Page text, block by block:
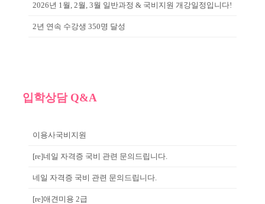
2026년 1월, 2월, 3월 일반과정 & 국비지원 개강일정입니다!
2년 연속 수강생 350명 달성
입학상담 Q&A
이용사국비지원
[re]네일 자격증 국비 관련 문의드립니다.
네일 자격증 국비 관련 문의드립니다.
[re]애견미용 2급